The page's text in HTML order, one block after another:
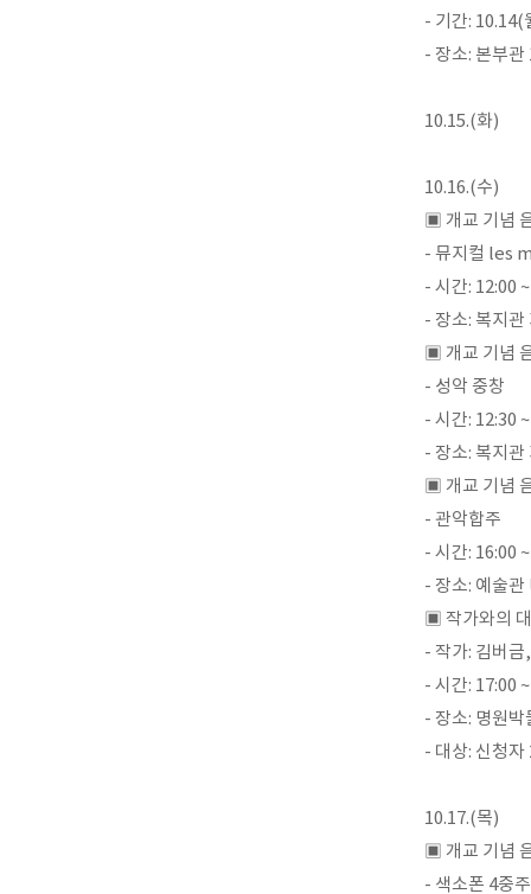
- 기간: 10.14(
- 장소: 본부관
10.15.(화)
10.16.(수)
▣ 개교 기념
- 뮤지컬 les
- 시간: 12:00
- 장소: 복지관
▣ 개교 기념
- 성악 중창
- 시간: 12:30
- 장소: 복지관
▣ 개교 기념
- 관악합주
- 시간: 16:00
- 장소: 예술관
▣ 작가와의
- 작가: 김버금
- 시간: 17:00
- 장소: 명원박
- 대상: 신청자
10.17.(목)
▣ 개교 기념
- 색소폰 4중주